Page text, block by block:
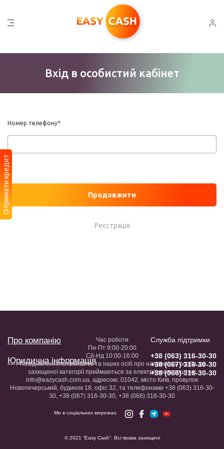
Вхід в особистий кабінет
Номер телефону*
Продовжити
Реєстрація
Про компанію
Юридична інформація
Служба підтримки
+38 (063) 316-30-30
+38 (067) 316-30-30
+38 (066) 316-30-30
Час роботи
Пн-Пт 9:00-20:00
Сб-Нд 10:00-16:00
Повідомлення споживачів та інших осіб про належність особи до
захищеної категорії приймаються за електронною поштою
info@eazycash.com.ua, адресою: 01042, місто Київ, провулок
Новопечерський, будинок 18, офіс 32, та телефонами +38 (063) 316-30-
30, +38 (067) 316-30-30, +38 (066) 316-30-30
© 2021 “Easy Cash”. Всі права захищені
Ми в соціальних мережах:
Отримати кредит